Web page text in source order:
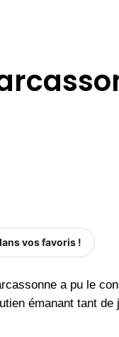
vos favoris !
a pu le
émanant tant